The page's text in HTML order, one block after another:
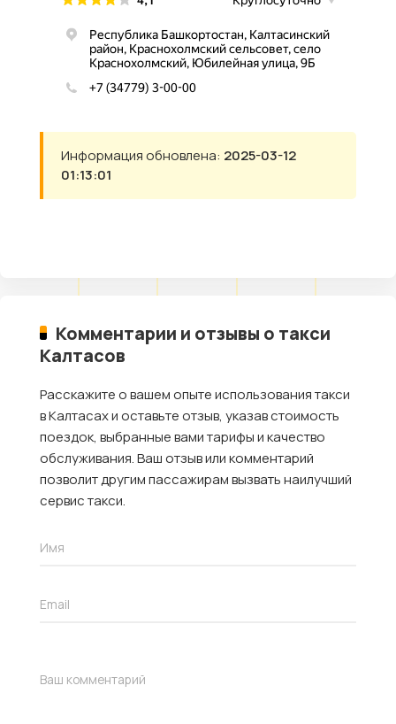
Информация обновлена: 2025-03-12
01:13:01
Комментарии и отзывы о такси
Калтасов
Расскажите о вашем опыте использования такси
в Калтасах и оставьте отзыв, указав стоимость
поездок, выбранные вами тарифы и качество
обслуживания. Ваш отзыв или комментарий
позволит другим пассажирам вызвать наилучший
сервис такси.